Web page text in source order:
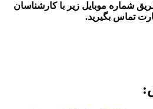
شماره موبایل زیر با کارشناسان
تماس بگیرید.